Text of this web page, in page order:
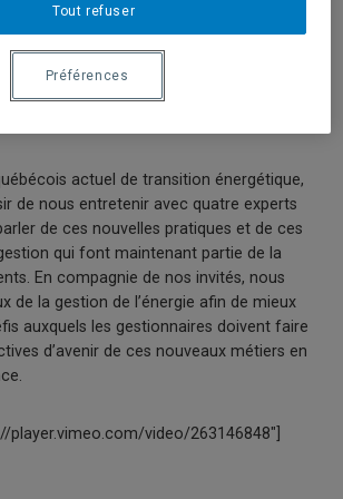
administrative en place. La gestion de
spécialité en gestion d’immeuble qui
significative à la performance globale d’un
actuel de transition énergétique,
de nous entretenir avec quatre experts
de ces nouvelles pratiques et de ces
qui font maintenant partie de la
En compagnie de nos invités, nous
de la gestion de l’énergie afin de mieux
auxquels les gestionnaires doivent faire
d’avenir de ces nouveaux métiers en
player.vimeo.com/video/263146848″]
Tout refuser
Préférences